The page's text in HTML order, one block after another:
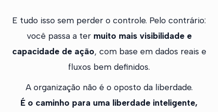
E tudo isso sem perder o controle. Pelo contrário:
você passa a ter muito mais visibilidade e
capacidade de ação, com base em dados reais e
fluxos bem definidos.
A organização não é o oposto da liberdade.
É o caminho para uma liberdade inteligente,